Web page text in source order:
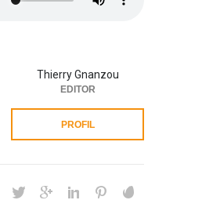
Thierry Gnanzou
EDITOR
PROFIL